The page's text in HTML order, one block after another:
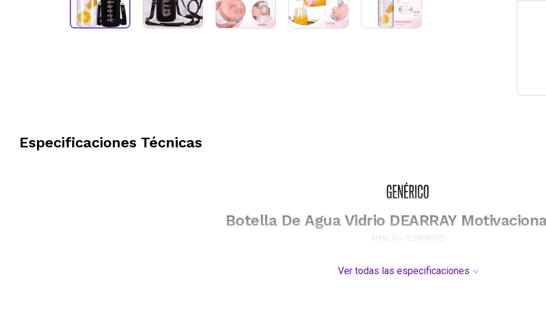
Especificaciones Técnicas
Botella De Agua Vidrio DEARRAY
Artículo: 22906152
Ver todas las especificaciones